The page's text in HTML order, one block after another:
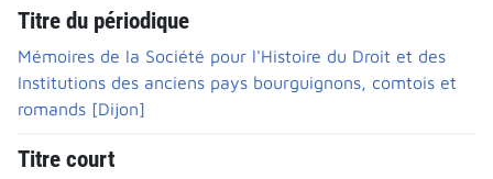
Titre du périodique
Mémoires de la Société pour l'Histoire du Droit et des
Institutions des anciens pays bourguignons, comtois et
romands [Dijon]
Titre court